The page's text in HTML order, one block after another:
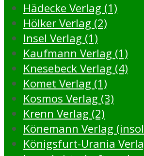
Hädecke Verlag (1)
Hölker Verlag (2)
Insel Verlag (1)
Kaufmann Verlag (1)
Knesebeck Verlag (4)
Komet Verlag (1)
Kosmos Verlag (3)
Krenn Verlag (2)
Könemann Verlag
Königsfurt-Urania